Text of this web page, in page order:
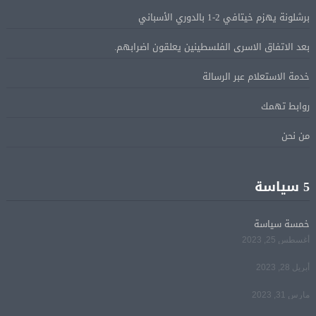
الإسرائيلية بالقدس.. ويطلق تحركا دوليا لوقفها
قاسية
الكامل مع اليونان في مواجهة تداعيات حرائق الغابات
الرئيس السيسى يستقبل ملك البحرين فى مطار العلمين
فى زيارة لتعزيز أواصر الأخوة الراسخة بين البلدين
برشلونة يهزم خيتافي 2-1 بالدوري الأسباني
بعد الاتفاق الاسرى الفلسطينين يعلقون اضرابهم.
خدمة الاستعلام عبر الرسالة
روابط تهمك
من نحن
5 سياسة
خمسة سياسة
أغسطس 25, 2023
أبريل 28, 2023
مارس 31, 2023